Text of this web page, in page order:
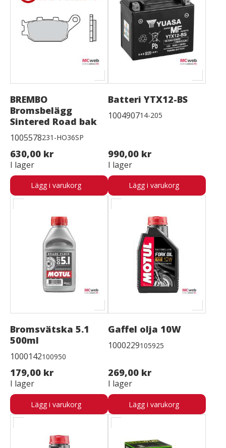
BREMBO
Bromsbelägg
Sintered Road bak
1005578231-HO36SP
630,00 kr
I lager
Lägg i varukorg
Batteri YTX12-BS
100490714-205
990,00 kr
I lager
Lägg i varukorg
Bromsvätska 5.1
500ml
1000142100950
179,00 kr
I lager
Lägg i varukorg
Gaffel olja 10W
1000229105925
269,00 kr
I lager
Lägg i varukorg